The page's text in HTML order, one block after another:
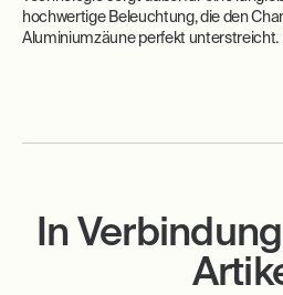
hochwertige Beleuchtung, die den
Aluminiumzäune perfekt unterstreicht.
In